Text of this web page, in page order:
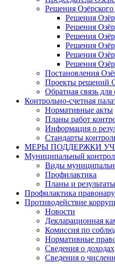
Решения
Решения
Решения
Решения
Решения
Решения
Решения
Постановления
Проекты решений
Обратная связь
Контрольно-счетная
Нормативные акты
Планы работ
Информация о
Стандарты
МЕРЫ ПОДДЕРЖКИ
Муниципальный
Виды
Профилактика
Планы и
Профилактика
Противодействие
Новости
Декларационная
Комиссия по
Нормативные
Сведения о
Сведения о